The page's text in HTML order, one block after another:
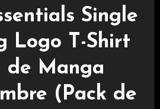
Single
Logo T-Shirt
de Manga
(Pack de